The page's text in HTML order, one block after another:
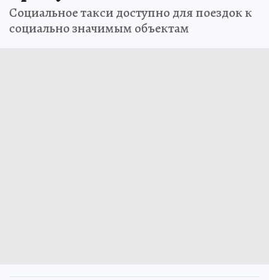
Социальное такси доступно для поездок к
социально значимым объектам